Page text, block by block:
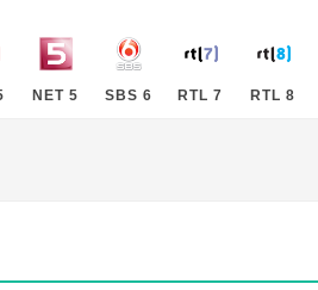
NET 5 SBS 6 RTL 7 RTL 8